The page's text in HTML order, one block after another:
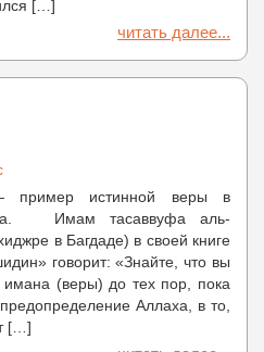
[…]
читать далее...
истинной веры в
Имам тасаввуфа аль-
в Багдаде) в своей книге
говорит: «Знайте, что вы
имана (веры) до тех пор, пока
Аллаха, в то,
[…]